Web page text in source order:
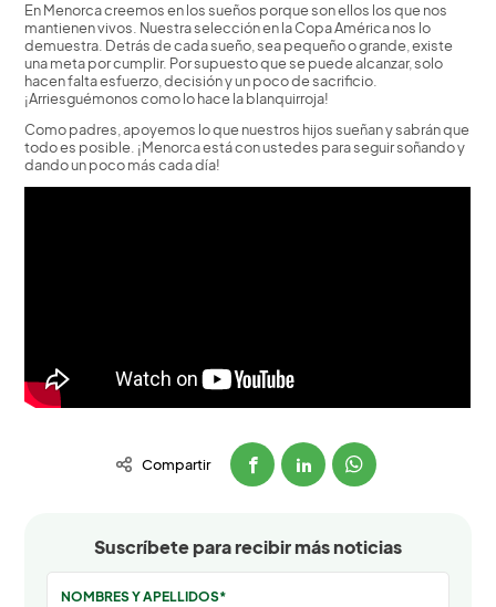
En Menorca creemos en los sueños porque son ellos los que nos
mantienen vivos. Nuestra selección en la Copa América nos lo
demuestra. Detrás de cada sueño, sea pequeño o grande, existe
una meta por cumplir. Por supuesto que se puede alcanzar, solo
hacen falta esfuerzo, decisión y un poco de sacrificio.
¡Arriesguémonos como lo hace la blanquirroja!
Como padres, apoyemos lo que nuestros hijos sueñan y sabrán que
todo es posible. ¡Menorca está con ustedes para seguir soñando y
dando un poco más cada día!
Compartir
Suscríbete para recibir más noticias
NOMBRES Y APELLIDOS*